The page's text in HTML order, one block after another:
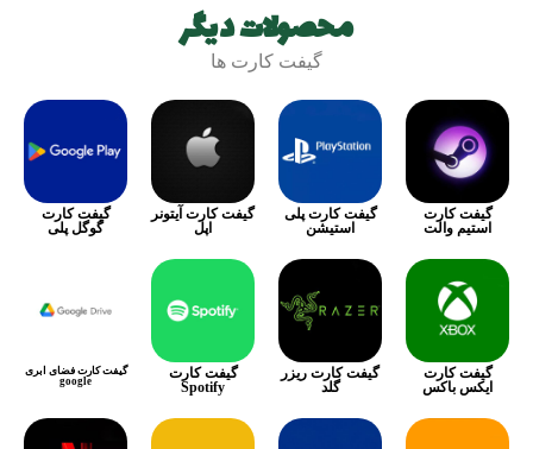
محصولات دیگر
گیفت کارت ها
گیفت کارت
استیم والت
گیفت کارت پلی
استیشن
گیفت کارت آیتونر
اپل
گیفت کارت
گوگل پلی
گیفت کارت
ایکس باکس
گیفت کارت ریزر
گلد
گیفت کارت
Spotify
گیفت کارت فضای ابری
google